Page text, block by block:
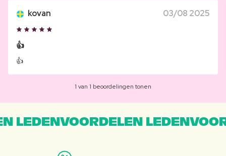
kovan 03/08 2025
👍
👍
1 van 1 beoordelingen tonen
LEDENVOORDELEN